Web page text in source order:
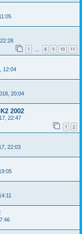
1 8 9 10 11
12:04
20:04
2002
22:47
1 2
22:03